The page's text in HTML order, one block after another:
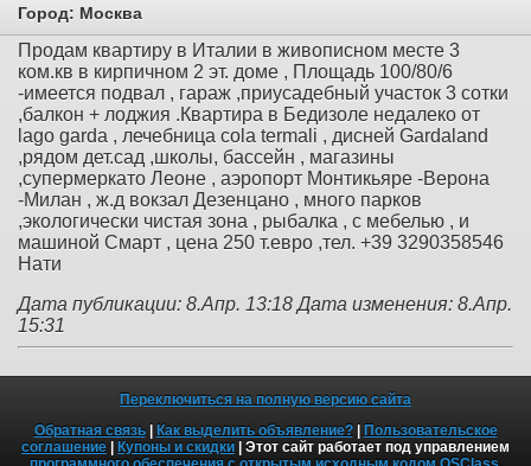
Город: Москва
Продам квартиру в Италии в живописном месте 3
ком.кв в кирпичном 2 эт. доме , Площадь 100/80/6
-имеется подвал , гараж ,приусадебный участок 3 сотки
,балкон + лоджия .Квартира в Бедизоле недалеко от
lago garda , лечебница cola termali , дисней Gardaland
,рядом дет.сад ,школы, бассейн , магазины
,супермеркато Леоне , аэропорт Монтикьяре -Верона
-Милан , ж.д вокзал Дезенцано , много парков
,экологически чистая зона , рыбалка , с мебелью , и
машиной Смарт , цена 250 т.евро ,тел. +39 3290358546
Нати
Дата публикации: 8.Апр. 13:18 Дата изменения: 8.Апр.
15:31
Переключиться на полную версию сайта
Обратная связь| Как выделить объявление?| Пользовательское
соглашение | Купоны и скидки | Этот сайт работает под управлением